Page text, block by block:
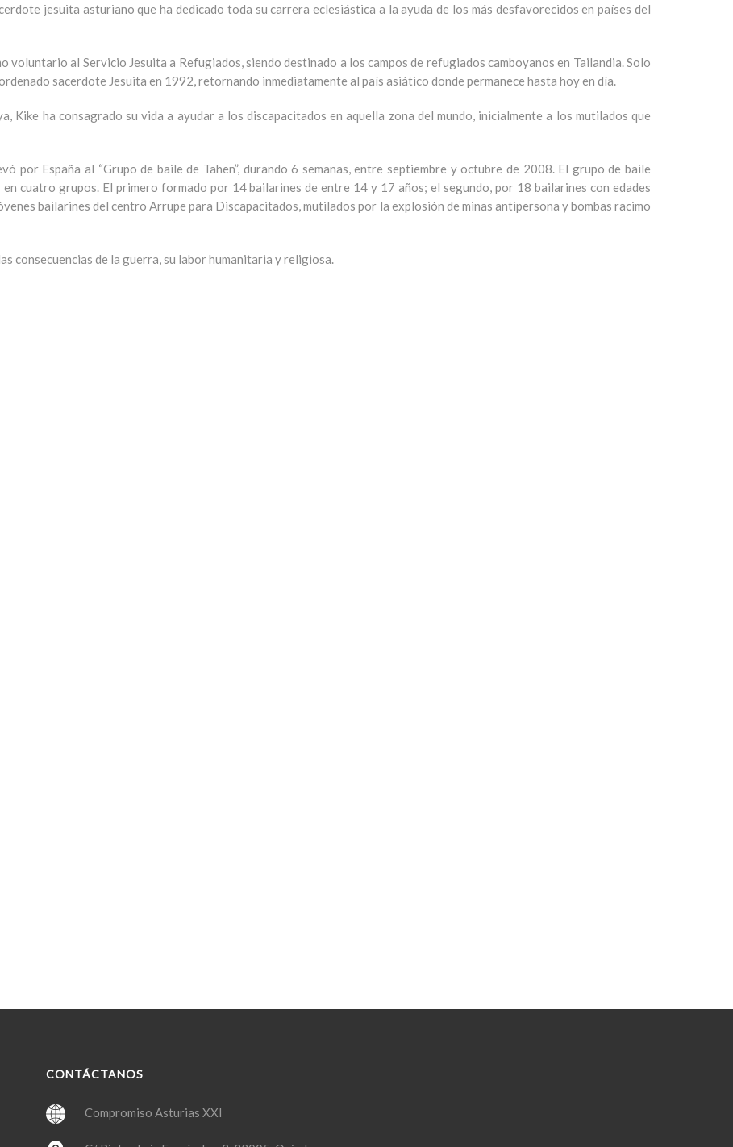
jesuita asturiano que ha dedicado toda su carrera eclesiástica a la ayuda de los más desfavorecidos en países del
voluntario al Servicio Jesuita a Refugiados, siendo destinado a los campos de refugiados camboyanos en Tailandia. Solo
sacerdote Jesuita en 1992, retornando inmediatamente al país asiático donde permanece hasta hoy en día.
Kike ha consagrado su vida a ayudar a los discapacitados en aquella zona del mundo, inicialmente a los mutilados que
por España al “Grupo de baile de Tahen”, durando 6 semanas, entre septiembre y octubre de 2008. El grupo de baile
cuatro grupos. El primero formado por 14 bailarines de entre 14 y 17 años; el segundo, por 18 bailarines con edades
bailarines del centro Arrupe para Discapacitados, mutilados por la explosión de minas antipersona y bombas racimo
consecuencias de la guerra, su labor humanitaria y religiosa.
CONTÁCTANOS
Compromiso Asturias XXI